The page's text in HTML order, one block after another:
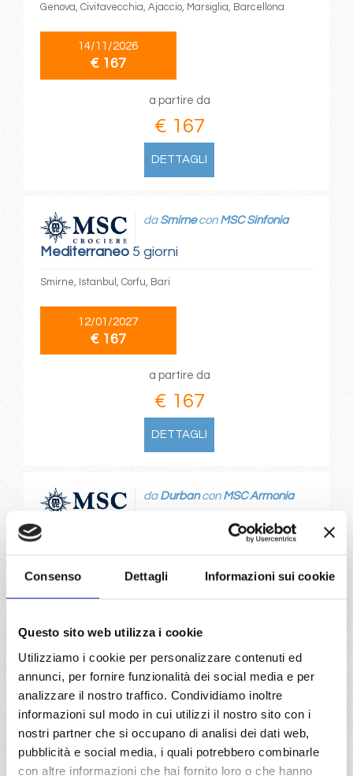
Consenso Dettagli Informazioni sui cookie
Questo sito web utilizza i cookie
Utilizziamo i cookie per personalizzare contenuti ed
annunci, per fornire funzionalità dei social media e per
analizzare il nostro traffico. Condividiamo inoltre
informazioni sul modo in cui utilizzi il nostro sito con i
nostri partner che si occupano di analisi dei dati web,
pubblicità e social media, i quali potrebbero combinarle
con altre informazioni che hai fornito loro o che hanno
Genova, Civitavecchia, Ajaccio, Marsiglia, Barcellona
14/11/2026
€ 167
a partire da
€ 167
DETTAGLI
Mediterraneo5 giorni
da Smirnecon MSC Sinfonia
Smirne, Istanbul, Corfu, Bari
12/01/2027
€ 167
a partire da
€ 167
DETTAGLI
Oceano Indiano Ovest 4 giorni
da Durbancon MSC Armonia
Durban, Portuguese Island, Durban
27/11/2026
a partire da
€ 169
DETTAGLI
daCitta del capoconMSC